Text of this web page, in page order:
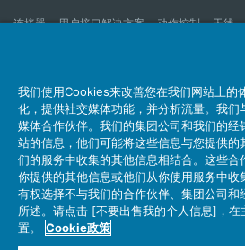
连接器 用户接口解决方案 动作控制 天线
我们的公司 企业社会责任 IR消息 公司新
网站地图
联系我们
个人信息保护方针 JAE Cookie政策
关
社交媒体官方账号运营方针
我们使用Cookies来改善您在我们网站上的
化，提供社交媒体功能，并分析流量。我
媒体合作伙伴。我们的集团公司和我们的经
站的信息，他们可能将这些信息与您提供
们的服务中收集的其他信息相结合。这些
你提供的其他信息或他们从你使用服务中
有权选择不与我们的合作伙伴、集团公司和
所述。请点击 [不要出售我的个人信息]，
置。
Cookie政策